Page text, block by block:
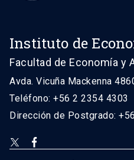
Instituto de
Facultad de Economía y
Avda. Vicuña Mackenna
Teléfono: +56 2 2354 4303
Dirección de Postgrado: